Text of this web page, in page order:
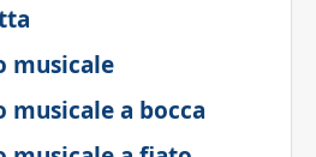
musicale
musicale a bocca